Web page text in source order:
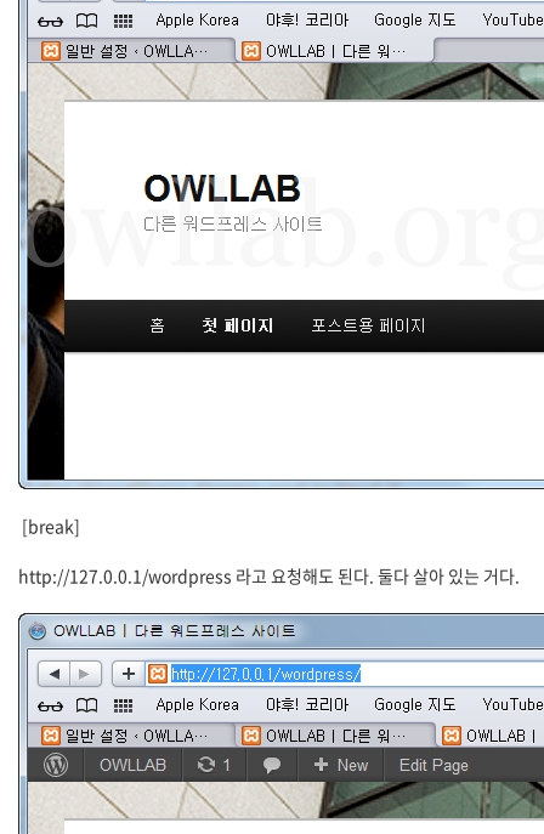
[break]
http://127.0.0.1/wordpress 라고 요청해도 된다. 둘다 살아 있는 거다.